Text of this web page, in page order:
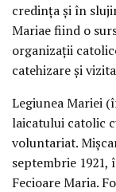
credința și în
Mariae fiind o
organizații
catehizare și
Legiunea Mariei
laicatului catolic
voluntariat.
septembrie
Fecioare Maria.